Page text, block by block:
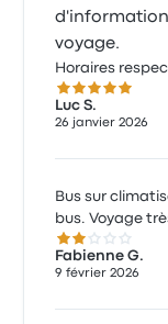
d'information
voyage.
Horaires
5.0 sur 5
Luc S.
26 janvier 2026
Bus sur
bus. Voyage
2.0 sur 5
Fabienne G.
9 février 2026